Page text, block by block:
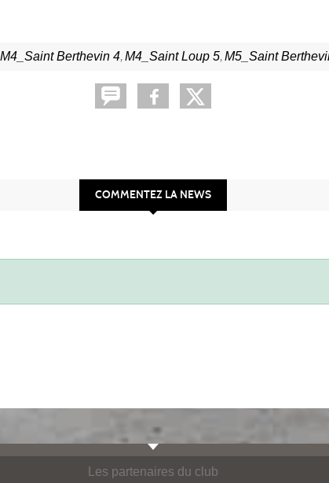
M4_Saint Berthevin 4 M4_Saint Loup 5 M5_Saint
COMMENTEZ LA NEWS
Les partenaires du club